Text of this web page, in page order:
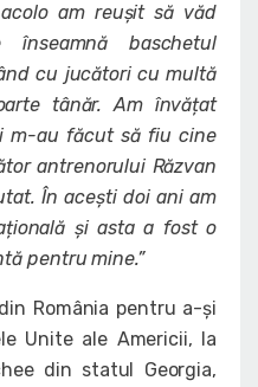
am reușit să văd
baschetul
cu jucători cu multă
tânăr. Am învățat
m-au făcut să fiu cine
antrenorului Răzvan
În acești doi ani am
și asta a fost o
pentru mine.”
România pentru a-și
Unite ale Americii, la
din statul Georgia,